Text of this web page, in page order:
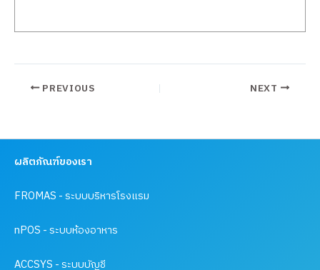
PREVIOUS NEXT
ผลิตภัณฑ์ของเรา
FROMAS - ระบบบริหารโรงแรม
nPOS - ระบบห้องอาหาร
ACCSYS - ระบบบัญชี